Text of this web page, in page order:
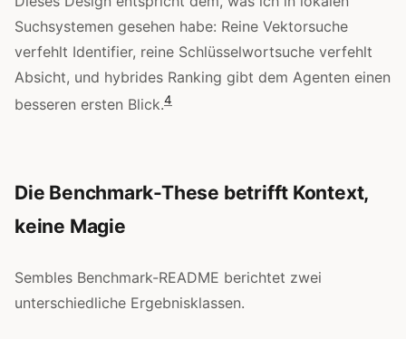
Suchsystemen gesehen habe: Reine Vektorsuche
verfehlt Identifier, reine Schlüsselwortsuche verfehlt
Absicht, und hybrides Ranking gibt dem Agenten einen
besseren ersten Blick.4
Die Benchmark-These betrifft Kontext,
keine Magie
Sembles Benchmark-README berichtet zwei
unterschiedliche Ergebnisklassen.